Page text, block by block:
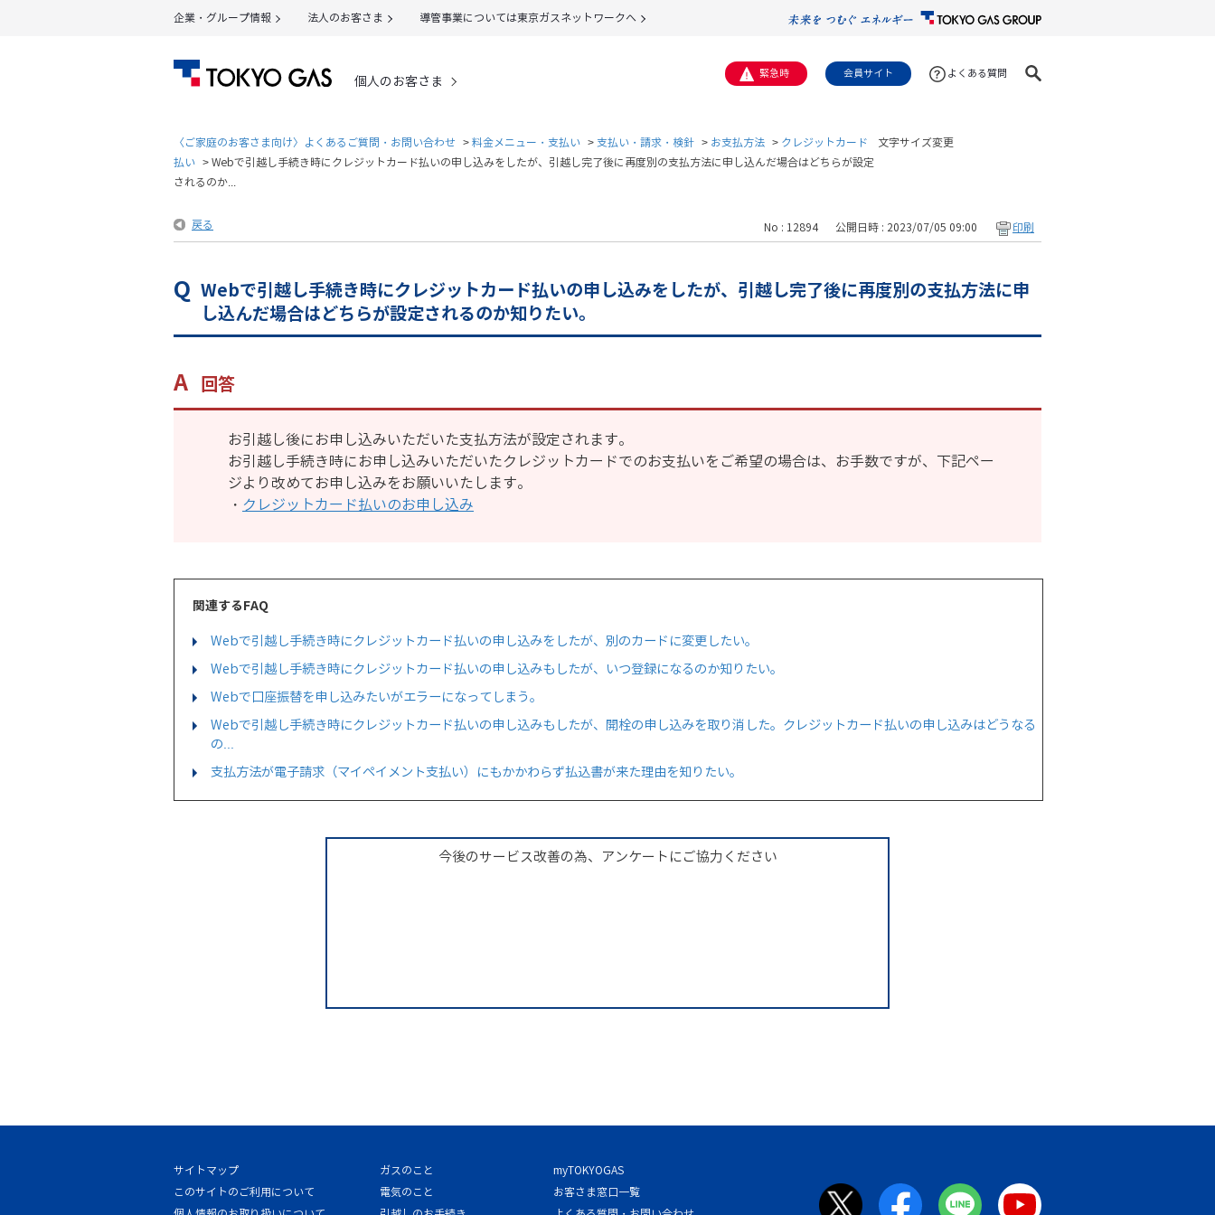
企業・グループ情報 法人のお客さま 導管事業については東京ガスネットワークへ
個人のお客さま 緊急時 会員サイト よくある質問
文字サイズ変更
〈ご家庭のお客さま向け〉よくあるご質問・お問い合わせ >料金メニュー・支払い > 支払い・請求・検針 > お支払方法 > クレジットカード
払い >Webで引越し手続き時にクレジットカード払いの申し込みをしたが、引越し完了後に再度別の支払方法に申し込んだ場合はどちらが設定
されるのか...
戻る No : 12894 公開日時 : 2023/07/05 09:00 印刷
Webで引越し手続き時にクレジットカード払いの申し込みをしたが、引越し完了後に再度別の支払方法に申
し込んだ場合はどちらが設定されるのか知りたい。
回答
お引越し後にお申し込みいただいた支払方法が設定されます。
お引越し手続き時にお申し込みいただいたクレジットカードでのお支払いをご希望の場合は、お手数ですが、下記ペー
ジより改めてお申し込みをお願いいたします。
・ クレジットカード払いのお申し込み
関連するFAQ
Webで引越し手続き時にクレジットカード払いの申し込みをしたが、別のカードに変更したい。
Webで引越し手続き時にクレジットカード払いの申し込みもしたが、いつ登録になるのか知りたい。
Webで口座振替を申し込みたいがエラーになってしまう。
Webで引越し手続き時にクレジットカード払いの申し込みもしたが、開栓の申し込みを取り消した。クレジットカード払いの申し込みはどうなる
の...
支払方法が電子請求（マイペイメント支払い）にもかかわらず払込書が来た理由を知りたい。
今後のサービス改善の為、アンケートにご協力ください
サイトマップ
このサイトのご利用について
ガスのこと
電気のこと
myTOKYOGAS
お客さま窓口一覧